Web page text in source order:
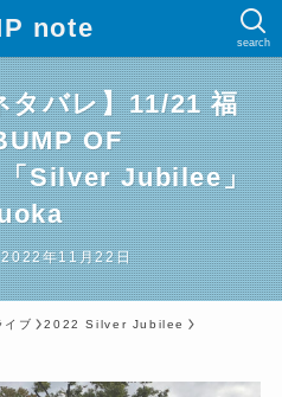
note search
タバレ】11/21 福
OF
Silver Jubilee」
2022年11月22日
イブ 2022 Silver Jubilee